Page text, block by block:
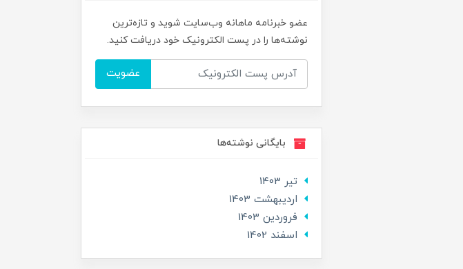
عضو خبرنامه ماهانه وب‌سایت شوید و تازه‌ترین
نوشته‌ها را در پست الکترونیک خود دریافت کنید.
عضویت
بایگانی نوشته‌ها
تير 1403
ارديبهشت 1403
فروردین 1403
اسفند 1402